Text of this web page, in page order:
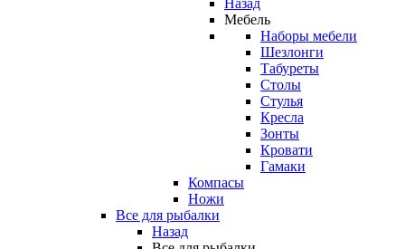
Назад
Мебель
Наборы мебели
Шезлонги
Табуреты
Столы
Стулья
Кресла
Зонты
Кровати
Гамаки
Компасы
Ножи
Все для рыбалки
Назад